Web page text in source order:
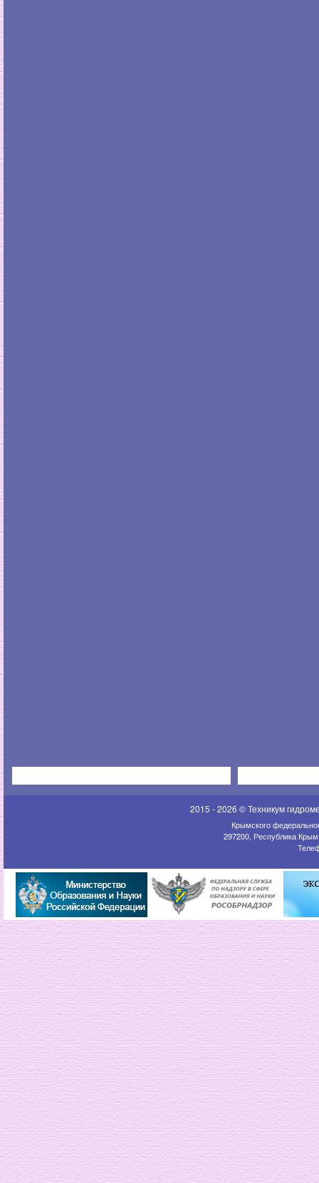
2015 - 2026 © Техникум
Крымского
297200, Республика